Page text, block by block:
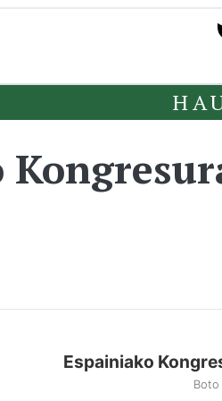
Espainiako
Boto